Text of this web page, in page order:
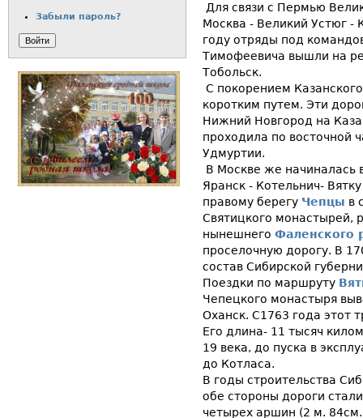
Для связи с Пермью
Москва - Великий Устюг -
году отряды под
Тимофеевича вышли на
Тобольск.
С покорением
коротким путем. Эти
Нижний Новгород на
проходила по восточной
Удмуртии.
В Москве же начиналась
Яранск - Котельнич-
правому берегу Чепцы в
Святицкого монастырей,
нынешнего Фаленского
проселочную дорогу. В
состав Сибирской
Поездки по маршруту
Чепецкого монастыря
Оханск. С1763 года этот
Его длина- 11 тысяч
19 века, до пуска в
до Котласа.
В годы строительства
обе стороны дороги
четырех аршин (2 м.
Забыли пароль?